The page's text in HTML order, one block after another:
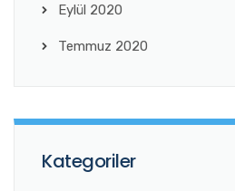
Eylül 2020
Temmuz 2020
Kategoriler